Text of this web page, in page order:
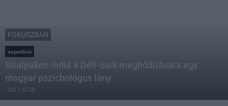
FÓKUSZBAN
expedíció
Sítalpakon indul a Déli-sark meghódítására egy
magyar pszichológus lány
2017.03.28